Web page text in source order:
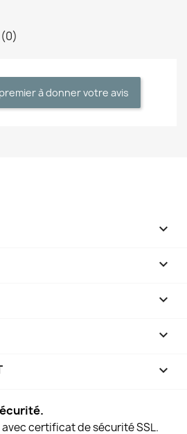
à donner votre avis



keyboard_arrow_down

certificat de sécurité SSL.